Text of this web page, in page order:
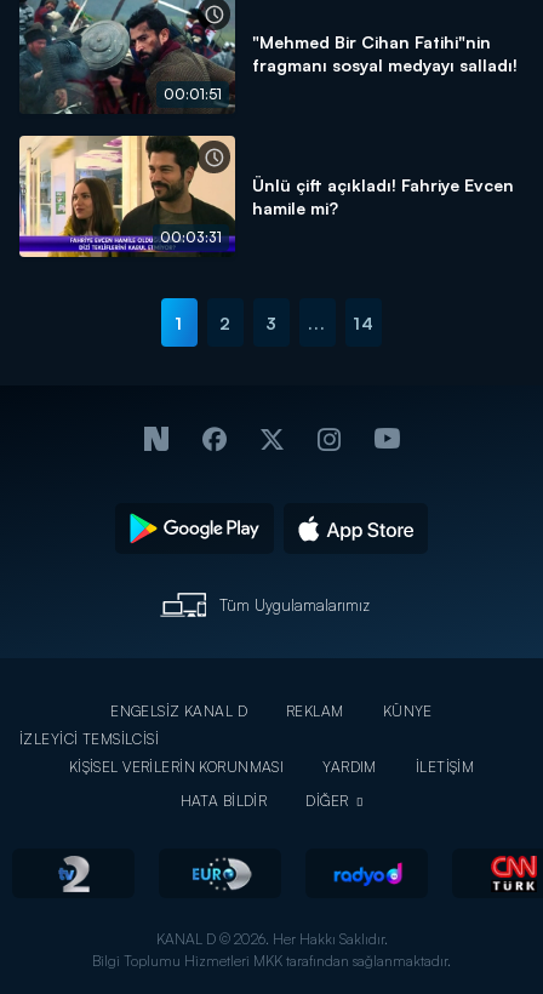
00:01:51
"Mehmed Bir Cihan Fatihi"nin
fragmanı sosyal medyayı salladı!
00:03:31
Ünlü çift açıkladı! Fahriye Evcen
hamile mi?
1 2 3 ... 14
Tüm Uygulamalarımız
ENGELSİZ KANAL D REKLAM
KÜNYE
İZLEYİCİ TEMSİLCİSİ
KİŞİSEL VERİLERİN KORUNMASI
YARDIM
İLETİŞİM
HATA BİLDİR
DİĞER
KANAL D © 2026. Her Hakkı Saklıdır.
Bilgi Toplumu Hizmetleri MKK tarafından sağlanmaktadır.